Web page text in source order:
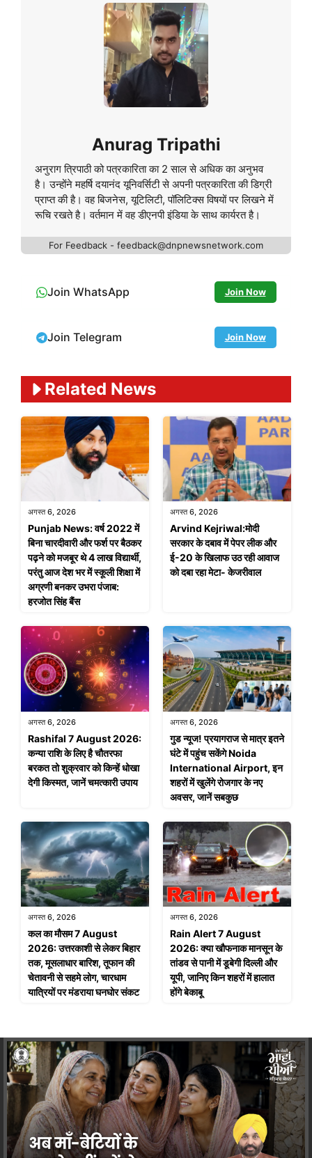
Anurag Tripathi
अनुराग त्रिपाठी को पत्रकारिता का 2 साल से अधिक का अनुभव
है। उन्होंने महर्षि दयानंद यूनिवर्सिटी से अपनी पत्रकारिता की डिग्री
प्राप्त की है। वह बिजनेस, यूटिलिटी, पॉलिटिक्स विषयों पर लिखने में
रूचि रखते है। वर्तमान में वह डीएनपी इंडिया के साथ कार्यरत है।
For Feedback - feedback@dnpnewsnetwork.com
Join WhatsApp Join Now
Join Telegram Join Now
Related News
अगस्त 6, 2026
Punjab News: वर्ष 2022 में
बिना चारदीवारी और फर्श पर बैठकर
पढ़ने को मजबूर थे 4 लाख विद्यार्थी,
परंतु आज देश भर में स्कूली शिक्षा में
अग्रणी बनकर उभरा पंजाब:
हरजोत सिंह बैंस
अगस्त 6, 2026
Arvind Kejriwal:मोदी
सरकार के दबाव में पेपर लीक और
ई-20 के खिलाफ उठ रही आवाज
को दबा रहा मेटा- केजरीवाल
अगस्त 6, 2026
Rashifal 7 August 2026:
कन्या राशि के लिए है चौतरफा
बरकत तो शुक्रवार को किन्हें धोखा
देगी किस्मत, जानें चमत्कारी उपाय
अगस्त 6, 2026
गुड न्यूज! प्रयागराज से मात्र इतने
घंटे में पहुंच सकेंगे Noida
International Airport, इन
शहरों में खुलेंगे रोजगार के नए
अवसर, जानें सबकुछ
अगस्त 6, 2026
कल का मौसम 7 August
2026: उत्तरकाशी से लेकर बिहार
तक, मूसलाधार बारिश, तूफान की
चेतावनी से सहमे लोग, चारधाम
यात्रियों पर मंडराया घनघोर संकट
अगस्त 6, 2026
Rain Alert 7 August
2026: क्या खौफनाक मानसून के
तांडव से पानी में डूबेगी दिल्ली और
यूपी, जानिए किन शहरों में हालात
होंगे बेकाबू